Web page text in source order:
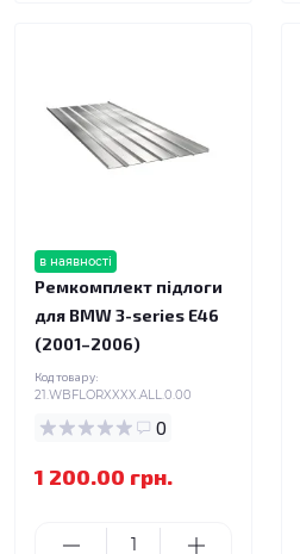
в наявності
Ремкомплект підлоги
для BMW 3-series E46
(2001–2006)
Код товару:
21.WBFLORXXXX.ALL.0.00
0
1 200.00 грн.